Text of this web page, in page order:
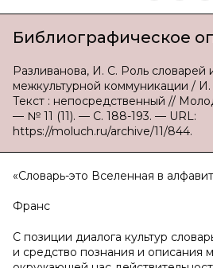
Библиографическое
Разливанова, И. С. Роль словарей
межкультурной коммуникации /
Текст : непосредственный //
— № 11 (11). — С. 188-193. — URL:
https://moluch.ru/archive/11/844.
«Словарь-это Вселенная в
Франс
С позиции диалога культур
и средство познания и описания